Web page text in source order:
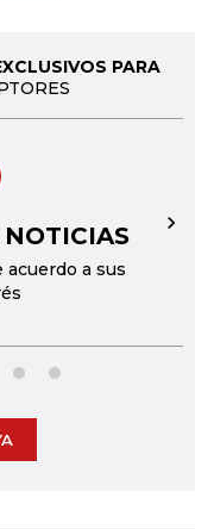
PARA
acuerdo a sus
→